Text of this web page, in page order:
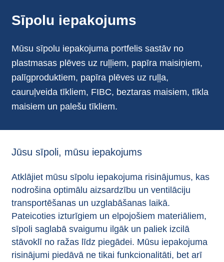
Sīpolu iepakojums
Mūsu sīpolu iepakojuma portfelis sastāv no
plastmasas plēves uz ruļļiem, papīra maisiņiem,
palīgproduktiem, papīra plēves uz ruļļa,
cauruļveida tīkliem, FIBC, beztaras maisiem, tīkla
maisiem un palešu tīkliem.
Jūsu sīpoli, mūsu iepakojums
Atklājiet mūsu sīpolu iepakojuma risinājumus, kas
nodrošina optimālu aizsardzību un ventilāciju
transportēšanas un uzglabāšanas laikā.
Pateicoties izturīgiem un elpojošiem materiāliem,
sīpoli saglabā svaigumu ilgāk un paliek izcilā
stāvoklī no ražas līdz piegādei. Mūsu iepakojuma
risinājumi piedāvā ne tikai funkcionalitāti, bet arī